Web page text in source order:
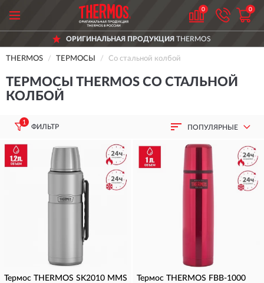
0 0
ОРИГИНАЛЬНАЯ ПРОДУКЦИЯTHERMOS
THERMOS ТЕРМОСЫ Со стальной колбой
ТЕРМОСЫ THERMOS СО СТАЛЬНОЙ
КОЛБОЙ
1
ФИЛЬТР ПОПУЛЯРНЫЕ
Термос THERMOS SK2010 MMS
Термос THERMOS FBB-1000